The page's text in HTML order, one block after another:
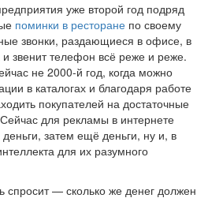
уже второй год подряд
поминки в ресторане по своему
звонки, раздающиеся в офисе, в
звенит телефон всё реже и реже.
не 2000-й год, когда можно
в каталогах и благодаря работе
покупателей на достаточные
для рекламы в интернете
затем ещё деньги, ну и, в
для их разумного
спросит — сколько же денег должен